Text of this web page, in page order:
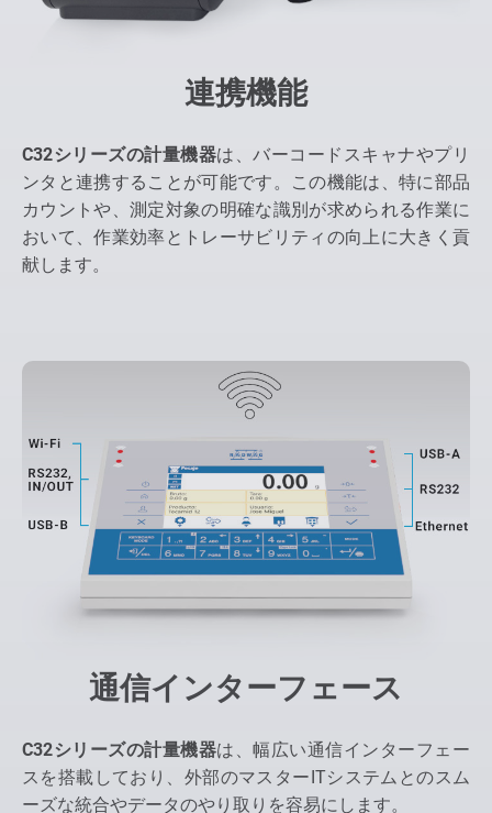
連携機能
C32シリーズの計量機器は、バーコードスキャナやプリ
ンタと連携することが可能です。この機能は、特に部品
カウントや、測定対象の明確な識別が求められる作業に
おいて、作業効率とトレーサビリティの向上に大きく貢
献します。
通信インターフェース
C32シリーズの計量機器は、幅広い通信インターフェー
スを搭載しており、外部のマスターITシステムとのスム
ーズな統合やデータのやり取りを容易にします。